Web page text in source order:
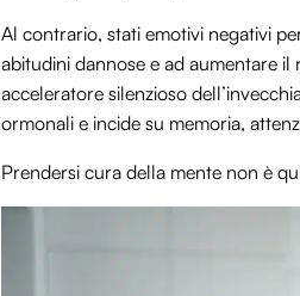
Al contrario, stati emotivi negativi
abitudini dannose e ad aumentare
acceleratore silenzioso
ormonali e incide su memoria,
Prendersi cura della mente non è